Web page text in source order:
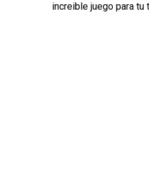
increible juego para tu